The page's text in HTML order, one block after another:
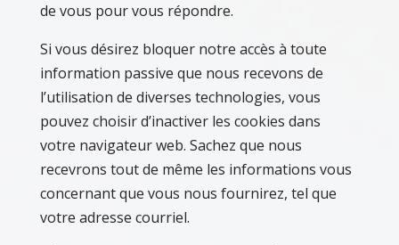
de vous pour vous répondre.
Si vous désirez bloquer notre accès à toute
information passive que nous recevons de
l’utilisation de diverses technologies, vous
pouvez choisir d’inactiver les cookies dans
votre navigateur web. Sachez que nous
recevrons tout de même les informations vous
concernant que vous nous fournirez, tel que
votre adresse courriel.